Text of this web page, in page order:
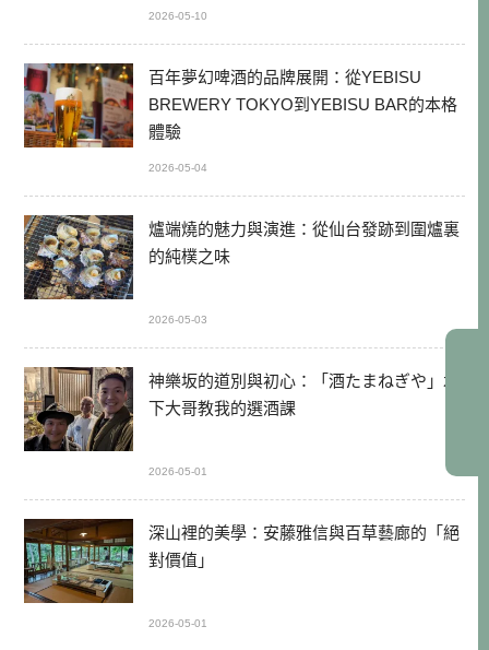
2026-05-10
百年夢幻啤酒的品牌展開：從YEBISU
BREWERY TOKYO到YEBISU BAR的本格
體驗
2026-05-04
爐端燒的魅力與演進：從仙台發跡到圍爐裏
的純樸之味
2026-05-03
神樂坂的道別與初心：「酒たまねぎや」木
下大哥教我的選酒課
2026-05-01
深山裡的美學：安藤雅信與百草藝廊的「絕
對價值」
2026-05-01